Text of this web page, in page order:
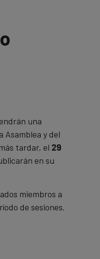
una
Asamblea y del
tardar, el 29
en su
miembros a
de sesiones.